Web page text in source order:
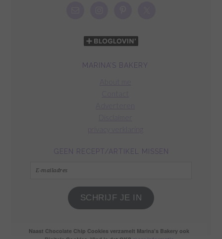
MARINA’S BAKERY
GEEN RECEPT/ARTIKEL MISSEN
SCHRIJF JE IN
Naast Chocolate Chip Cookies verzamelt Marina's Bakery ook